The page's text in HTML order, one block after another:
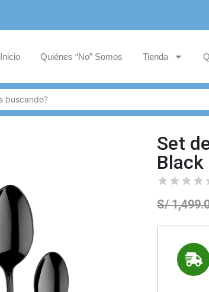
Inicio Quiénes “No” Somos Tienda
Set
Black
S/